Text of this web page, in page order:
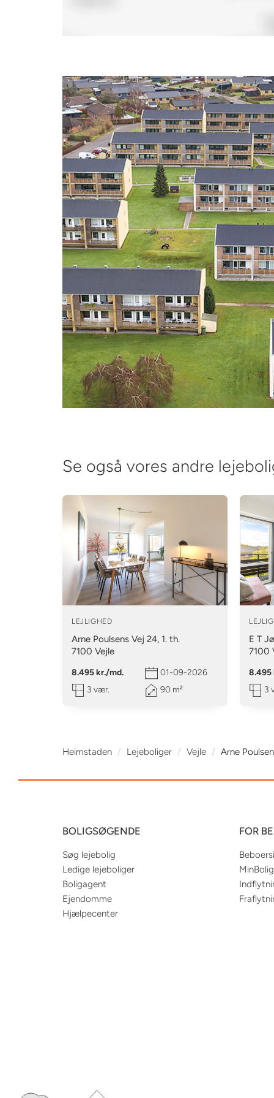
Se også vores andre
LEJLIGHED
Arne Poulsens Vej 24, 1. th.
7100 Vejle
8.495 kr./md.
01-09-2026
3 vær.
90 m²
E T
7100
8.495
3
Heimstaden Lejeboliger Vejle Arne
BOLIGSØGENDE
Søg lejebolig
Ledige lejeboliger
Boligagent
Ejendomme
Hjælpecenter
FOR
MinBolig